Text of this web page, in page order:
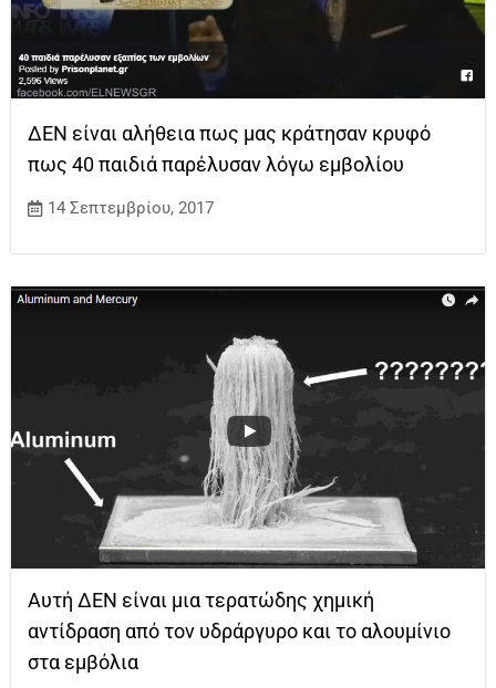
ΔΕΝ είναι αλήθεια πως μας κράτησαν κρυφό
πως 40 παιδιά παρέλυσαν λόγω εμβολίου
14 Σεπτεμβρίου, 2017
Αυτή ΔΕΝ είναι μια τερατώδης χημική
αντίδραση από τον υδράργυρο και το αλουμίνιο
στα εμβόλια